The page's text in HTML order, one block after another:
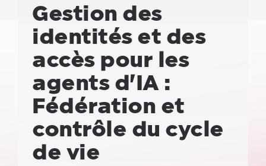
Gestion des
identités et des
accès pour les
agents d'IA :
Fédération et
contrôle du cycle
de vie